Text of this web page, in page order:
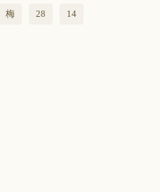
梅 28 14